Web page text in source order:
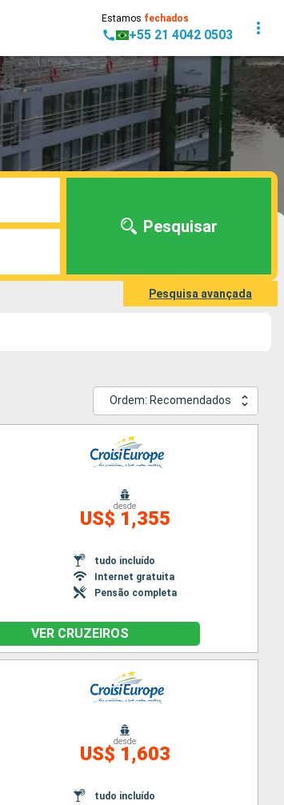
Estamos fechados
+55 21 4042 0503
Pesquisar
Pesquisa avançada
Ordem: Recomendados
desde
US$ 1,355
tudo incluído
Internet gratuita
Pensão completa
VER CRUZEIROS
desde
US$ 1,603
tudo incluído